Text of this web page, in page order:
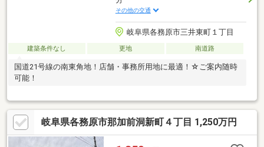
その他の交通
岐阜県各務原市三井東町１丁目
建築条件なし 更地 南道路
国道21号線の南東角地！店舗・事務所用地に最適！☆ご案内随時
可能！
岐阜県各務原市那加前洞新町４丁目 1,250万円